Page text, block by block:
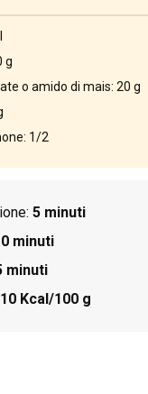
g
o amido di mais: 20 g
1/2
5 minuti
minuti
minuti
Kcal/100 g